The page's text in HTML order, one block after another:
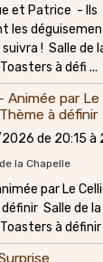
et Patrice - Ils
les
! Salle de
à défi ...
Animée par Le
à définir
2026 de 20:15 à
la Chapelle
par Le
Salle de la
Toasters à